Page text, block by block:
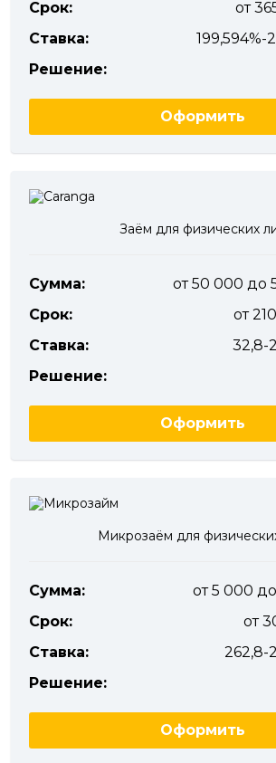
Срок:
от
Ставка:
Решение:
Оформить
Заём для физических
Сумма:
от 50 000 до
Срок:
от
Ставка:
32,8-
Решение:
Оформить
Микрозаём для
Сумма:
от 5 000
Срок:
от
Ставка:
262,8-
Решение:
Оформить